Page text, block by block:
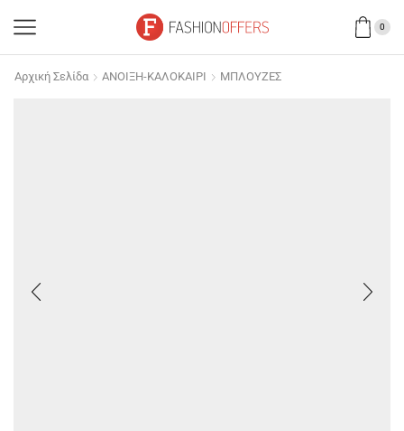
0
Αρχική Σελίδα ΑΝΟΙΞΗ-ΚΑΛΟΚΑΙΡΙ ΜΠΛΟΥΖΕΣ